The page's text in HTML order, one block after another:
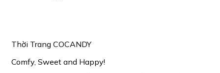
Thời Trang COCANDY
Comfy, Sweet and Happy!